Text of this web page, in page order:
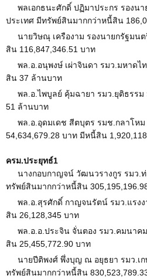
พลเอกธนะศักดิ์ ปฏิมาประกร รองน
ประเทศ มีทรัพย์สินมากกว่าหนี้สิน
นายวิษณุ เครืองาม รองนายกรัฐมน
สิน 116,847,346.51 บาท
พล.อ.อนุพงษ์ เผ่าจินดา รมว.มหาด
สิน 37 ล้านบาท
พล.อ.ไพบูลย์ คุ้มฉายา รมว.ยุติธรร
51 ล้านบาท
พล.อ.อุดมเดช สีตบุตร รมช.กลาโห
54,634,679.28 บาท มีหนี้สิน
ครม.ประยุทธ์1
นางกอบกาญจน์ วัฒนวรางกูร รมว.ท่
ทรัพย์สินมากกว่าหนี้สิน
พล.อ.สุรศักดิ์ กาญจนรัตน์ รมว.แรง
สิน 26,128,345 บาท
พล.อ.อ.ประจิน จั่นตอง รมว.คมนาค
สิน 25,455,772.90 บาท
นายปีติพงศ์ พึ่งบุญ ณ อยุธยา รมว.เ
ทรัพย์สินมากกว่าหนี้สิน